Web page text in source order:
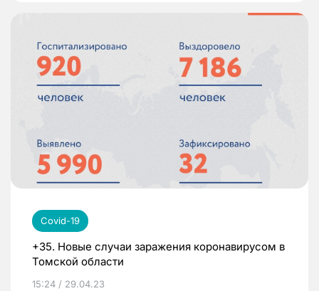
Covid-19
+35. Новые случаи заражения коронавирусом в
Томской области
15:24 / 29.04.23